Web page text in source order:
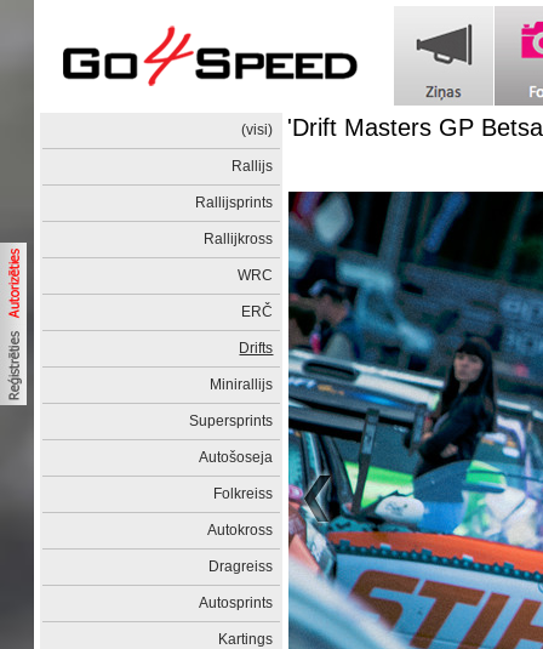
(visi)
Rallijs
Rallijsprints
Rallijkross
WRC
ERČ
Drifts
Minirallijs
Supersprints
Autošoseja
Folkreiss
Autokross
Dragreiss
Autosprints
Kartings
'Drift Masters GP